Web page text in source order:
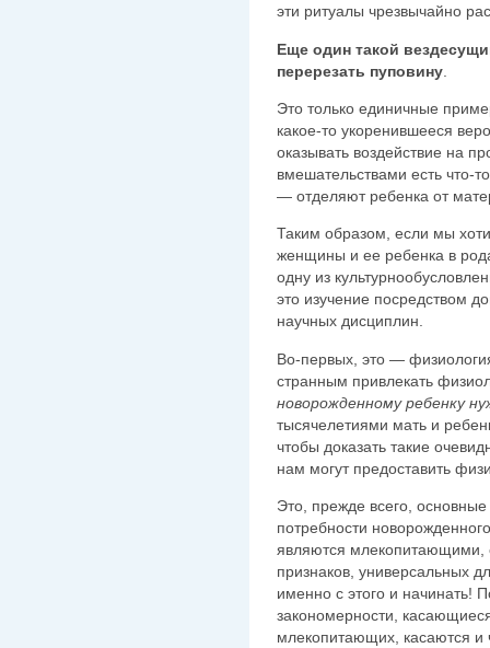
эти ритуалы чрезвычайно
Еще один такой
перерезать пуповину
Это только единичные
какое-то укоренившееся
оказывать воздействие на
вмешательствами есть что-
— отделяют ребенка от
Таким образом, если мы
женщины и ее ребенка в
одну из
это изучение посредством
научных дисциплин.
Во-первых, это —
странным привлекать
новорожденному ребенку
тысячелетиями мать и
чтобы доказать такие
нам могут предоставить
Это, прежде всего,
потребности
являются млекопитающими,
признаков, универсальных
именно с этого и начинать!
закономерности,
млекопитающих, касаются и